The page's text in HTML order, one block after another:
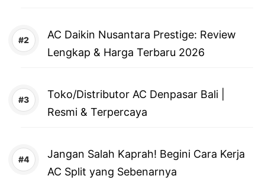
AC Daikin Nusantara Prestige: Review
Lengkap & Harga Terbaru 2026
Toko/Distributor AC Denpasar Bali |
Resmi & Terpercaya
Jangan Salah Kaprah! Begini Cara Kerja
AC Split yang Sebenarnya